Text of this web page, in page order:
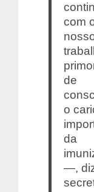
com
de
o
da
—,